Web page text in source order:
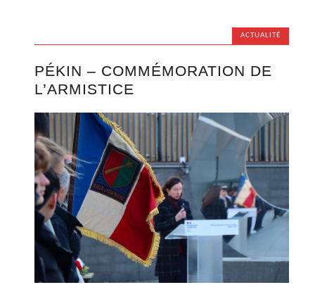
ACTUALITÉ
PÉKIN – COMMÉMORATION DE
L’ARMISTICE